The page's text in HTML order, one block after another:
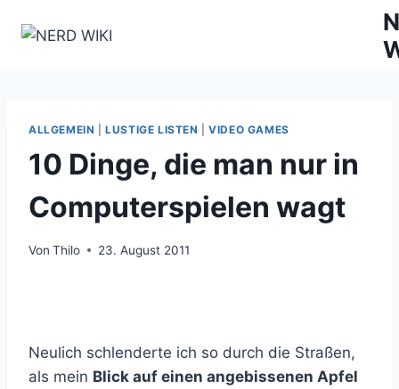
Inhalt
ALLGEMEIN |LUSTIGE LISTEN |VIDEO GAMES
10 Dinge, die man nur in
Computerspielen wagt
Von Thilo 23. August 2011
Neulich schlenderte ich so durch die Straßen,
als mein Blick auf einen angebissenen Apfel